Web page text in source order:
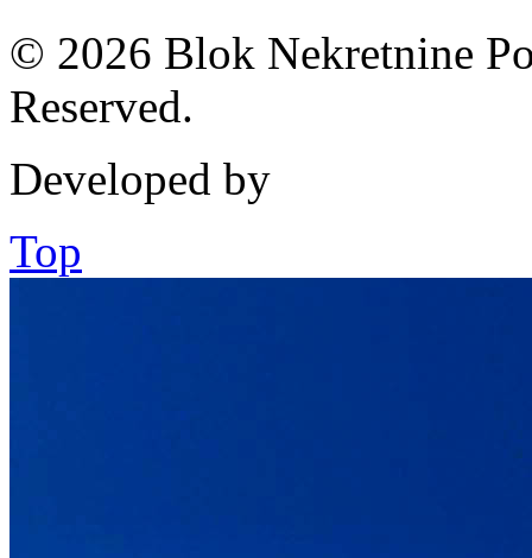
© 2026 Blok Nekretnine
Reserved.
Developed by
Top